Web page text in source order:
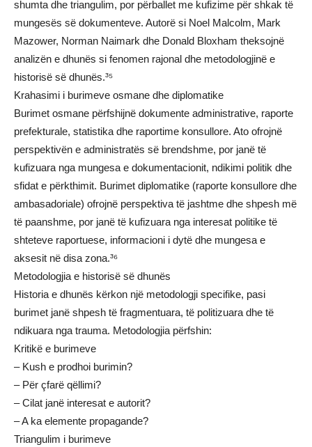
shumta dhe triangulim, por përballet me kufizime për shkak të
mungesës së dokumenteve. Autorë si Noel Malcolm, Mark
Mazower, Norman Naimark dhe Donald Bloxham theksojnë
analizën e dhunës si fenomen rajonal dhe metodologjinë e
historisë së dhunës.³⁵
Krahasimi i burimeve osmane dhe diplomatike
Burimet osmane përfshijnë dokumente administrative, raporte
prefekturale, statistika dhe raportime konsullore. Ato ofrojnë
perspektivën e administratës së brendshme, por janë të
kufizuara nga mungesa e dokumentacionit, ndikimi politik dhe
sfidat e përkthimit. Burimet diplomatike (raporte konsullore dhe
ambasadoriale) ofrojnë perspektiva të jashtme dhe shpesh më
të paanshme, por janë të kufizuara nga interesat politike të
shteteve raportuese, informacioni i dytë dhe mungesa e
aksesit në disa zona.³⁶
Metodologjia e historisë së dhunës
Historia e dhunës kërkon një metodologji specifike, pasi
burimet janë shpesh të fragmentuara, të politizuara dhe të
ndikuara nga trauma. Metodologjia përfshin:
Kritikë e burimeve
– Kush e prodhoi burimin?
– Për çfarë qëllimi?
– Cilat janë interesat e autorit?
– A ka elemente propagande?
Triangulim i burimeve